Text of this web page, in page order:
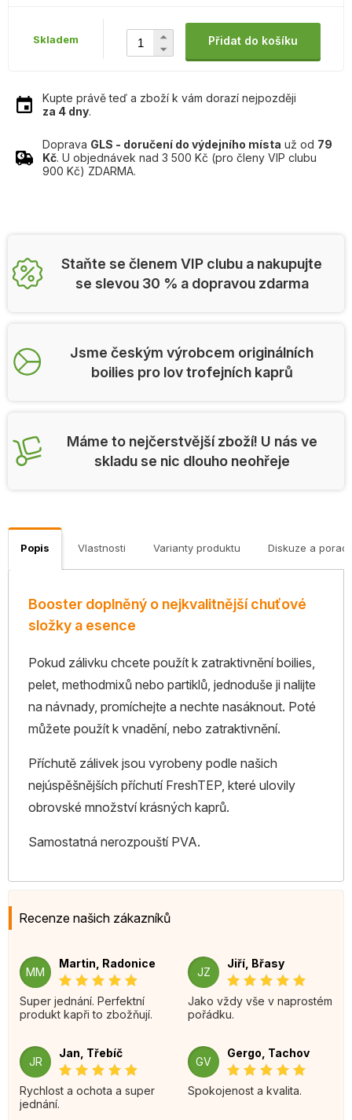
Skladem Přidat do košíku
Kupte právě teď a zboží k vám dorazí nejpozději
za 4 dny.
Doprava GLS - doručení do výdejního místa už od 79
Kč. U objednávek nad 3 500 Kč (pro členy VIP clubu
900 Kč) ZDARMA.
Staňte se členem VIP clubu a nakupujte
se slevou 30 % a dopravou zdarma
Jsme českým výrobcem originálních
boilies pro lov trofejních kaprů
Máme to nejčerstvější zboží! U nás ve
skladu se nic dlouho neohřeje
Popis Vlastnosti Varianty produktu Diskuze a
Booster doplněný o nejkvalitnější chuťové
složky a esence
Pokud zálivku chcete použít k zatraktivnění boilies,
pelet, methodmixů nebo partiklů, jednoduše ji nalijte
na návnady, promíchejte a nechte nasáknout. Poté
můžete použít k vnadění, nebo zatraktivnění.
Příchutě zálivek jsou vyrobeny podle našich
nejúspěšnějších příchutí FreshTEP, které ulovily
obrovské množství krásných kaprů.
Samostatná nerozpouští PVA.
Recenze našich zákazníků
MM
Martin, Radonice
Super jednání. Perfektní
produkt kapři to zbožňují.
JZ
Jiří, Břasy
Jako vždy vše v naprostém
pořádku.
JR
Jan, Třebíč
Rychlost a ochota a super
jednání.
GV
Gergo, Tachov
Spokojenost a kvalita.